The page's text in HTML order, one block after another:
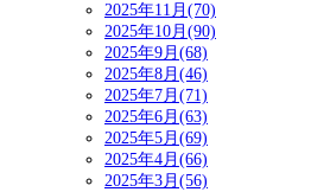
2025年11月(70)
2025年10月(90)
2025年9月(68)
2025年8月(46)
2025年7月(71)
2025年6月(63)
2025年5月(69)
2025年4月(66)
2025年3月(56)